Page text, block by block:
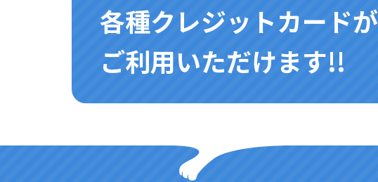
各種クレジットカードが
ご利用いただけます!!